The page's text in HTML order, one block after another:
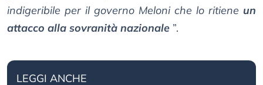
indigeribile per il governo Meloni che lo ritiene un
attacco alla sovranità nazionale ”.
LEGGI ANCHE